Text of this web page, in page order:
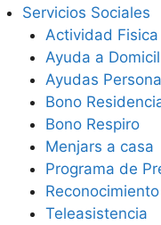
Servicios Sociales
Actividad
Ayuda a
Ayudas
Bono
Bono Respiro
Menjars a casa
Programa de
Teleasistencia